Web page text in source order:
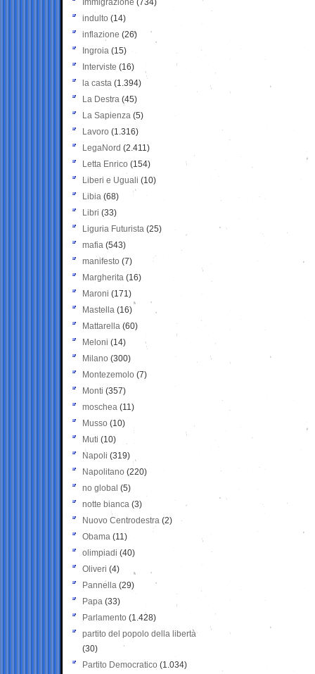
Immigrazione (734)
indulto (14)
inflazione (26)
Ingroia (15)
Interviste (16)
la casta (1.394)
La Destra (45)
La Sapienza (5)
Lavoro (1.316)
LegaNord (2.411)
Letta Enrico (154)
Liberi e Uguali (10)
Libia (68)
Libri (33)
Liguria Futurista (25)
mafia (543)
manifesto (7)
Margherita (16)
Maroni (171)
Mastella (16)
Mattarella (60)
Meloni (14)
Milano (300)
Montezemolo (7)
Monti (357)
moschea (11)
Musso (10)
Muti (10)
Napoli (319)
Napolitano (220)
no global (5)
notte bianca (3)
Nuovo Centrodestra (2)
Obama (11)
olimpiadi (40)
Oliveri (4)
Pannella (29)
Papa (33)
Parlamento (1.428)
partito del popolo della libertà
(30)
Partito Democratico (1.034)